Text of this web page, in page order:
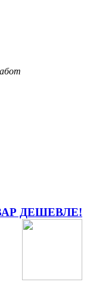
ДЕШЕВЛЕ!